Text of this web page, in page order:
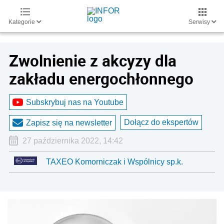
Kategorie Serwisy
Zwolnienie z akcyzy dla
zakładu energochłonnego
Subskrybuj nas na Youtube
Zapisz się na newsletter Dołącz do ekspertów
27 października 2022, 14:42
TAXEO Komorniczak i Wspólnicy sp.k.